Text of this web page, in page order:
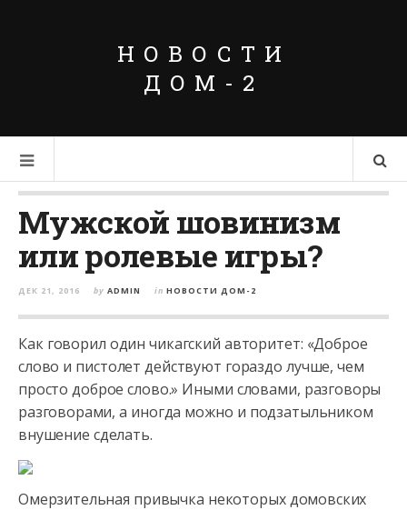
НОВОСТИ
ДОМ-2
Мужской шовинизм
или ролевые игры?
ДЕК 21, 2016 by ADMIN in НОВОСТИ ДОМ-2
Как говорил один чикагский авторитет: «Доброе
слово и пистолет действуют гораздо лучше, чем
просто доброе слово.» Иными словами, разговоры
разговорами, а иногда можно и подзатыльником
внушение сделать.
Омерзительная привычка некоторых домовских